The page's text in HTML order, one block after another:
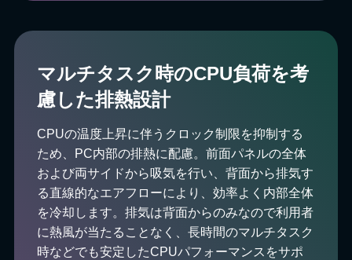
マルチタスク時のCPU負荷を考
慮した排熱設計
CPUの温度上昇に伴うクロック制限を抑制する
ため、PC内部の排熱に配慮。前面パネルの全体
および両サイドから吸気を行い、背面から排気す
る直線的なエアフローにより、効率よく内部全体
を冷却します。排気は背面からのみなので利用者
に熱風が当たることなく、長時間のマルチタスク
時などでも安定したCPUパフォーマンスをサポ